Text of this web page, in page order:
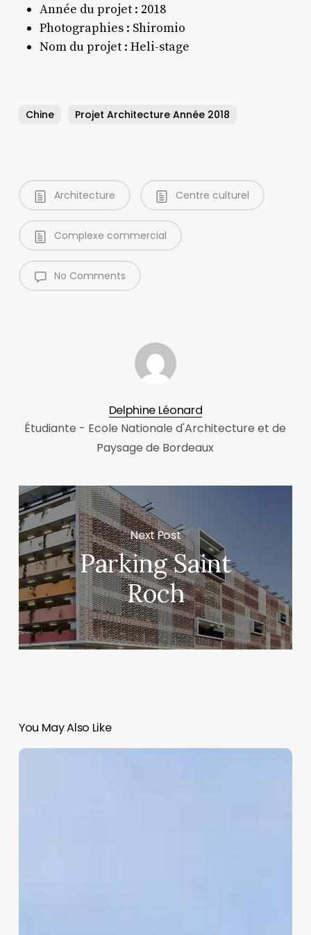
Année du projet : 2018
Photographies : Shiromio
Nom du projet : Heli-stage
Chine Projet Architecture Année 2018
Architecture Centre culturel
Complexe commercial
No Comments
Delphine Léonard
Étudiante - Ecole Nationale d'Architecture et de
Paysage de Bordeaux
Next Post
Parking Saint
Roch
You May Also Like